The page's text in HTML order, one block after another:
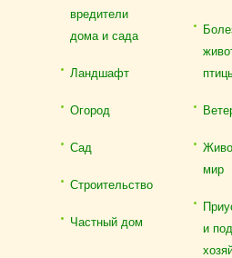
вредители
дома и сада
Ландшафт
Огород
Сад
Строительство
Частный дом
мир
и